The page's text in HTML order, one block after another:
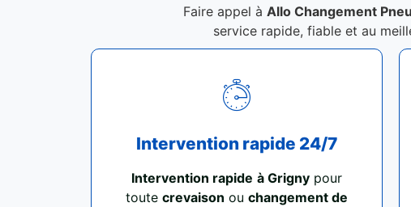
Faire appel à Allo Changement
service rapide, fiable et au
Intervention rapide 24/7
Intervention rapide à Grigny pour
toute crevaison ou changement de